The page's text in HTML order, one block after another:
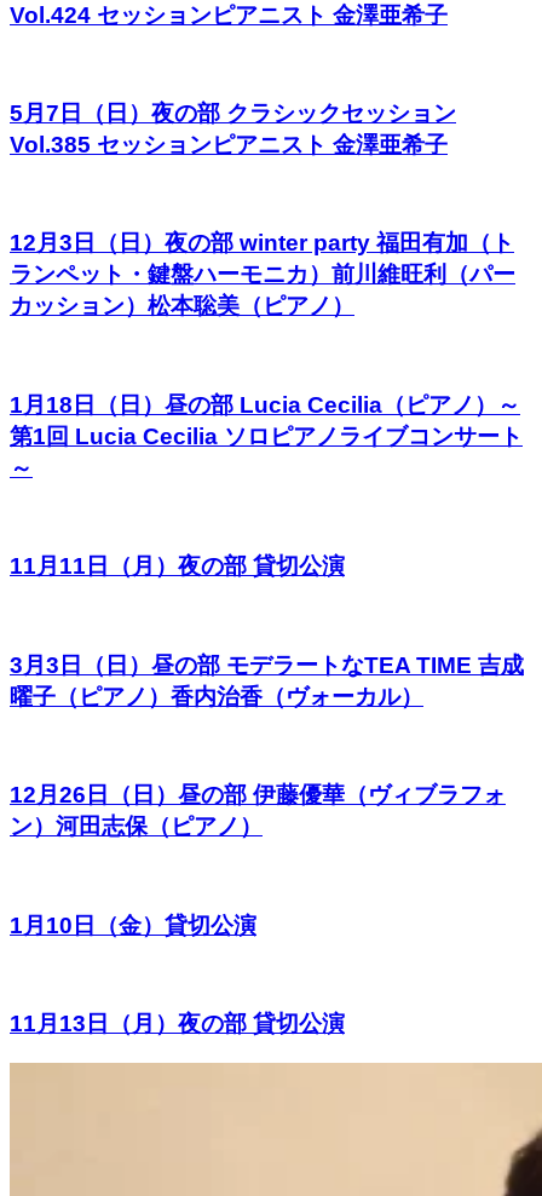
Vol.424 セッションピアニスト 金澤亜希子
5月7日（日）夜の部 クラシックセッション
Vol.385 セッションピアニスト 金澤亜希子
12月3日（日）夜の部 winter party 福田有加（ト
ランペット・鍵盤ハーモニカ）前川維旺利（パー
カッション）松本聡美（ピアノ）
1月18日（日）昼の部 Lucia Cecilia（ピアノ）～
第1回 Lucia Cecilia ソロピアノライブコンサート
～
11月11日（月）夜の部 貸切公演
3月3日（日）昼の部 モデラートなTEA TIME 吉成
曜子（ピアノ）香内治香（ヴォーカル）
12月26日（日）昼の部 伊藤優華（ヴィブラフォ
ン）河田志保（ピアノ）
1月10日（金）貸切公演
11月13日（月）夜の部 貸切公演